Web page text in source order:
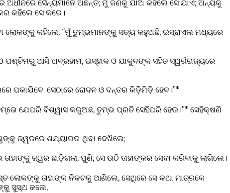
ଅଧୀନରେ ସୈନ୍ୟମାନେ ଅଛନ୍ତି; ମୁଁ ଜଣକୁ ଯାଅ କହିଲେ ସେ ଯାଏ; ଅନ୍ୟକୁ
କହିଲେ ସେ କରେ।
ଲୋକଙ୍କୁ କହିଲେ, “ମୁଁ ତୁମ୍ଭମାନଙ୍କୁ ସତ୍ୟ କହୁଅଛି, ଇସ୍ରାଏଲ ମଧ୍ୟରେ
ଆସି ଅବ୍ରହାମ, ଇସ୍‌ହାକ ଓ ଯାକୁବଙ୍କ ସହିତ ସ୍ୱର୍ଗରାଜ୍ୟରେ
ପକାଯିବେ; ସେଠାରେ ରୋଦନ ଓ ଦନ୍ତର କିଡ଼ିମିଡ଼ି ହେବ।”*
ଯେପରି ବିଶ୍ୱାସ କରୁଅଛ, ତୁମ୍ଭ ପ୍ରତି ସେହିପରି ହେଉ।”* ସେହିକ୍ଷଣି
ଜ୍ୱରରେ ଶଯ୍ୟାଗତା ଥିବା ଦେଖିଲେ;
ଜ୍ୱର ଛାଡ଼ିଗଲା, ପୁଣି, ସେ ଉଠି ତାହାଙ୍କର ସେବା କରିବାକୁ ଲାଗିଲେ।
ଲୋକଙ୍କୁ ତାହାଙ୍କ ନିକଟକୁ ଆଣିଲେ, ସେଥିରେ ସେ କଥା ମାତ୍ରକେ
ସୁସ୍ଥ କଲେ,